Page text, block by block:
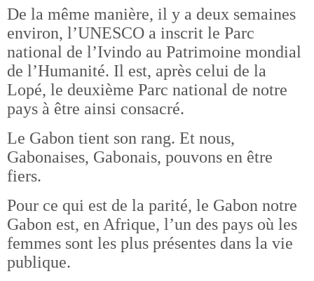
De la même manière, il y a deux semaines
environ, l’UNESCO a inscrit le Parc
national de l’Ivindo au Patrimoine mondial
de l’Humanité. Il est, après celui de la
Lopé, le deuxième Parc national de notre
pays à être ainsi consacré.
Le Gabon tient son rang. Et nous,
Gabonaises, Gabonais, pouvons en être
fiers.
Pour ce qui est de la parité, le Gabon notre
Gabon est, en Afrique, l’un des pays où les
femmes sont les plus présentes dans la vie
publique.